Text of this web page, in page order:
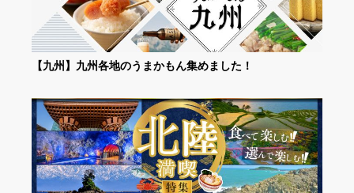
【九州】九州各地のうまかもん集めました！